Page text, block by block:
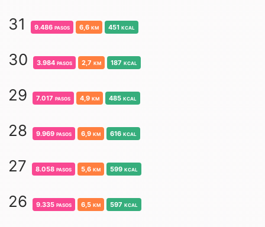
31 9.486 pasos 6,6 km 451 kcal
30 3.984 pasos 2,7 km 187 kcal
29 7.017 pasos 4,9 km 485 kcal
28 9.969 pasos 6,9 km 616 kcal
27 8.058 pasos 5,6 km 599 kcal
26 9.335 pasos 6,5 km 597 kcal